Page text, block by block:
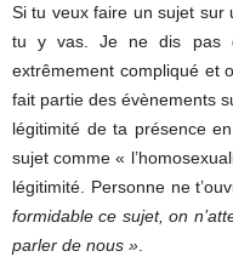
Si tu veux faire un sujet sur
tu y vas. Je ne dis pas
extrêmement compliqué et
fait partie des évènements
légitimité de ta présence
sujet comme «
légitimité. Personne ne
formidable ce sujet, on
parler de nous »